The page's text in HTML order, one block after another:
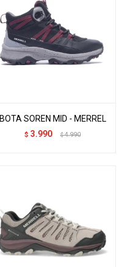
BOTA SOREN MID - MERREL
$ 3.990 $ 4.990